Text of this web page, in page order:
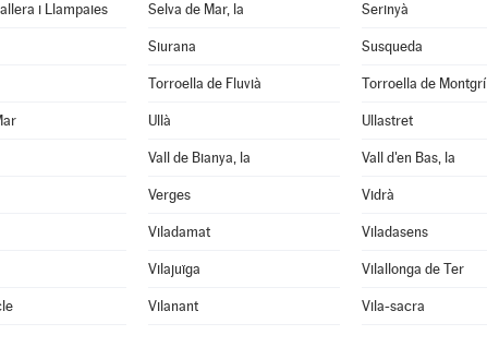
i Llampaies Selva de Mar, la Serinyà
Siurana Susqueda
Torroella de Fluvià Torroella de Montgrí
Ullà Ullastret
Vall de Bianya, la Vall d'en Bas, la
Verges Vidrà
Viladamat Viladasens
Vilajuïga Vilallonga de Ter
Vilanant Vila-sacra